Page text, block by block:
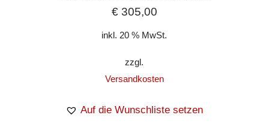
€305,00
inkl. 20 % MwSt.
zzgl.
Versandkosten
Auf die Wunschliste setzen